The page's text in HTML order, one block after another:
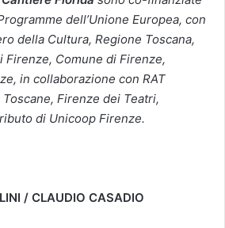
dell’Unione Europea, con
della Cultura, Regione Toscana,
Firenze, Comune di Firenze,
in collaborazione con RAT
Firenze dei Teatri,
di Unicoop Firenze.
/ CLAUDIO CASADIO